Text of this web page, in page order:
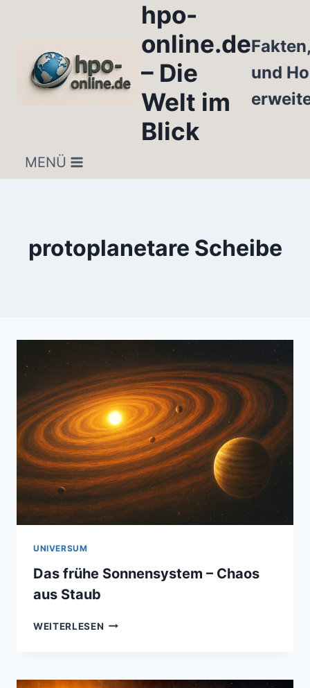
hpo-
online.de
– Die
Welt im
Blick
und
MENÜ
protoplanetare Scheibe
UNIVERSUM
Das frühe Sonnensystem – Chaos
aus Staub
WEITERLESEN DAS
CHAOS